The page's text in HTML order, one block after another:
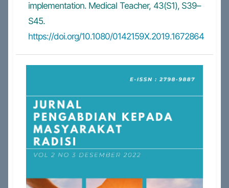
implementation. Medical Teacher, 43(S1), S39–
S45.
https://doi.org/10.1080/0142159X.2019.1672864